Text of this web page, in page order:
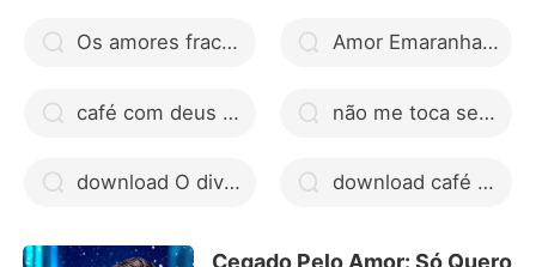
Os amores fracassados de Oliver Toffee Amor Emaranhado do Destino livro completo
café com deus pai baixar livro pdf não me toca seu boboca livro pdf
download O divórcio da herdeira bilionária livro pdf download café com deus pai livro pdf